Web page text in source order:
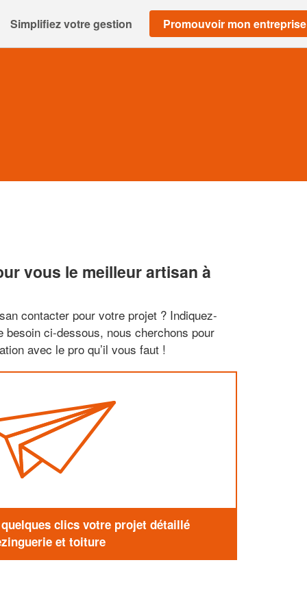
Simplifiez votre gestion Promouvoir mon entreprise
vous le meilleur artisan à
contacter pour votre projet ? Indiquez-
besoin ci-dessous, nous cherchons pour
avec le pro qu’il vous faut !
clics votre projet détaillé
et toiture